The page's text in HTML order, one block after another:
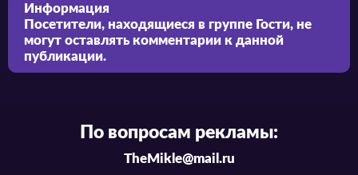
Информация
Посетители, находящиеся в группе Гости, не
могут оставлять комментарии к данной
публикации.
По вопросам рекламы:
TheMikle@mail.ru